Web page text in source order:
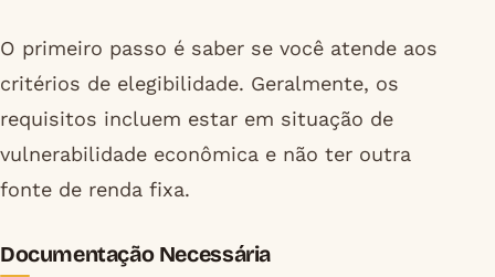
O primeiro passo é saber se você atende aos
critérios de elegibilidade. Geralmente, os
requisitos incluem estar em situação de
vulnerabilidade econômica e não ter outra
fonte de renda fixa.
Documentação Necessária